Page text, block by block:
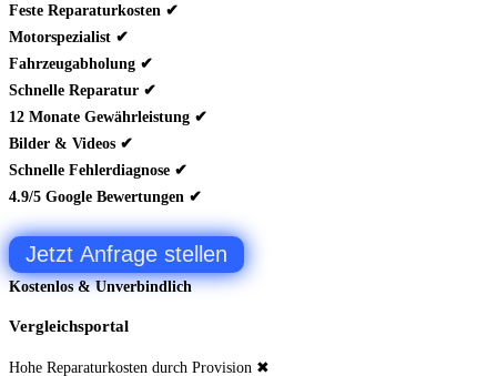
Feste Reparaturkosten ✔
Motorspezialist ✔
Fahrzeugabholung ✔
Schnelle Reparatur ✔
12 Monate Gewährleistung ✔
Bilder & Videos ✔
Schnelle Fehlerdiagnose ✔
4.9/5 Google Bewertungen ✔
Jetzt Anfrage stellen
Kostenlos & Unverbindlich
Vergleichsportal
Hohe Reparaturkosten durch Provision ✖